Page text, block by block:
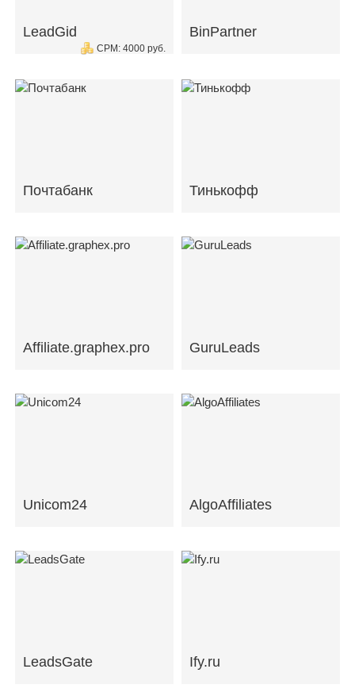
LeadGid
CPM: 4000 руб.
BinPartner
Почтабанк Тинькофф
Affiliate.graphex.pro GuruLeads
Unicom24 AlgoAffiliates
LeadsGate Ify.ru